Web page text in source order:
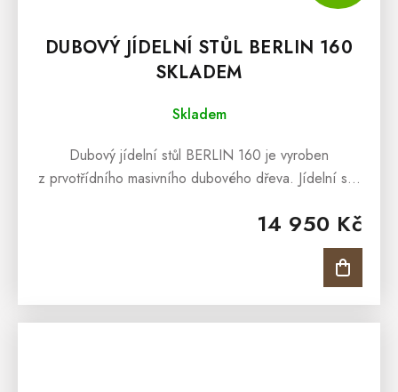
DUBOVÝ JÍDELNÍ STŮL BERLIN 160
SKLADEM
Skladem
14 950 Kč
Dubový jídelní stůl BERLIN 160 je vyroben
z prvotřídního masivního dubového dřeva. Jídelní stůl
jídelen. Více inspirace najdete v...